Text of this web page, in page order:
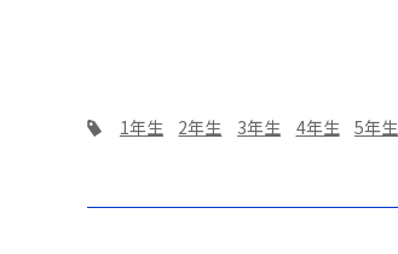
1年生 2年生 3年生 4年生 5年生